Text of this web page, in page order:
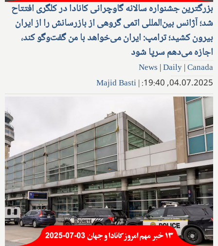
بزرگترین جشنواره سالانه گاوچرانی کانادا در کلگری افتتاح
شد؛ آژانس بین‌المللی اتمی گروهی از بازرسانش را از ایران
بیرون کشید؛ ترامپ: ایران می‌خواهد با من گفت‌وگو کند،
اجازه می‌دهم سرپا شود
News |Daily|Canada
04.07.2025, 19:40:
|
Majid Basti